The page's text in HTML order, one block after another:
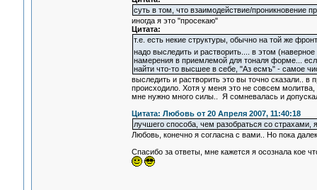
суть в том, что взаимодействие/проникновение
иногда я это "просекаю"
Цитата:
т.е. есть некие структуры, обычно на той же
надо выследить и растворить.... в этом
намерения в приемлемой для тоналя форме...
найти что-то высшее в себе, "Аз есмъ" - самое
выследить и растворить это вы точно сказали..
происходило. Хотя у меня это не совсем
мне нужно много силы.. Я сомневалась и
Цитата: Любовь от 20 Апреля 2007, 11:40:18
лучшего способа, чем разобраться со страхами,
Любовь, конечно я согласна с вами.. Но пока
Спасибо за ответы, мне кажется я осознала кое